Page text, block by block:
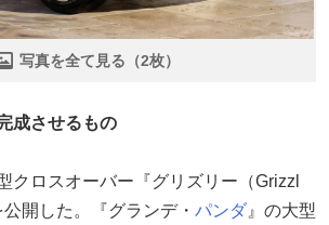
写真を全て見る（2枚）
成させるもの
クロスオーバー『グリズリー（Grizzl
開した。『グランデ・ パンダ 』の大型